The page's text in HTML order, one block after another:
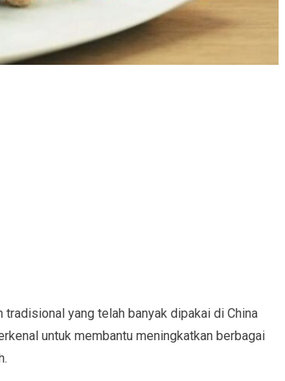
tradisional yang telah banyak dipakai di China
untuk membantu meningkatkan berbagai